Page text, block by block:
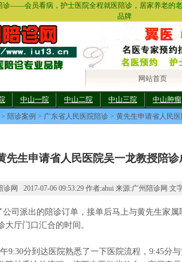
诊——会员看病，护士医院全程就医陪诊，居家养老的
品牌
网站首页
中山一院 中山二院 中山三院
中山肿瘤
> 陪诊案例 > 广东省人民医院陪诊 > 黄先生申请省人民
先生申请省人民医院吴一龙教授陪诊
诊网 2017-07-06 09:53:29 作者:ahui 来源:广州陪诊网 文
公司派出的陪诊订单，接单后马上与黄先生家
大厅门口汇合的时间。
9:30分到达医院熟悉了一下医院流程，9:45分